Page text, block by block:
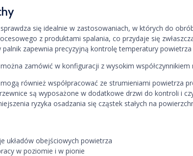
się idealnie w zastosowaniach, w których do
z produktami spalania, co przydaje się
palnik zapewnia precyzyjną kontrolę temperatury
zamówić w konfiguracji z wysokim
również współpracować ze strumieniami powietrza
są wyposażone w dodatkowe drzwi do kontroli i
ryzyka osadzania się cząstek stałych na
układów obejściowych powietrza
w poziomie i w pionie